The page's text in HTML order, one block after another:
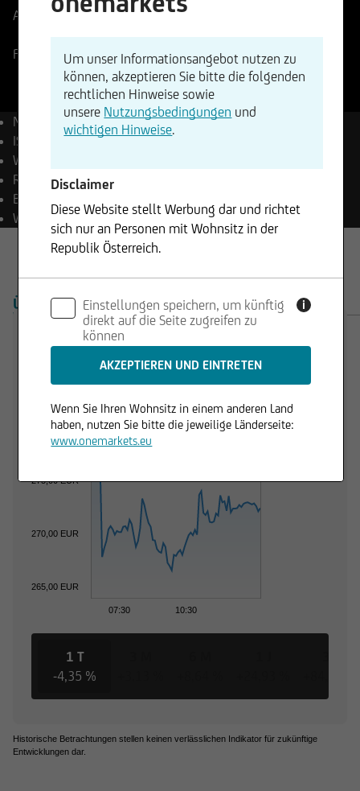
Aktueller Stand 273,50EUR Änderung
-4,51%-12,34
Frankfurt 06.08.2026 - 21:53
Name
Siemens AG
ISIN
DE0007236101
WKN
Reuters SIEGn.DE
Bloomberg
Währung EUR
ÜBERSICHT PRODUKTE
Trading Desk
07:30 10:30
265,00 EUR
270,00 EUR
275,00 EUR
280,00 EUR
1 T
-4,35 %
Historische Betrachtungen stellen keinen verlässlichen Indikator für zukünftige
Entwicklungen dar.
Um unser Informationsangebot nutzen zu
können, akzeptieren Sie bitte die folgenden
rechtlichen Hinweise sowie
unsere Nutzungsbedingungen und
wichtigen Hinweise.
Disclaimer
Diese Website stellt Werbung dar und richtet
sich nur an Personen mit Wohnsitz in der
Republik Österreich.
Angebot noch eine Aufforderung zum Kauf oder
Verkauf von Wertpapieren dar und dürfen nicht
in Rechtsordnungen genutzt werden, in denen
dies unzulässig ist.
Einstellungen speichern, um künftig
direkt auf die Seite zugreifen zu
können
i
Wenn Sie Ihren Wohnsitz in einem anderen Land
haben, nutzen Sie bitte die jeweilige Länderseite:
www.onemarkets.eu